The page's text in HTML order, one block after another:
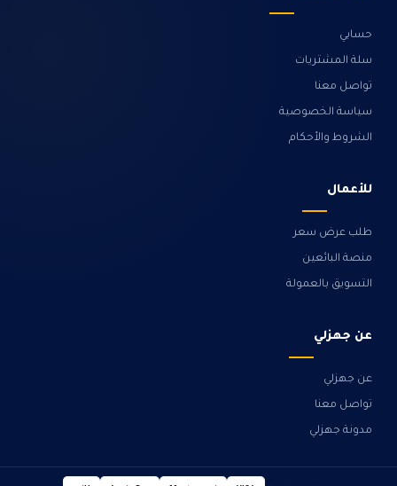
حسابي
سلة المشتريات
تواصل معنا
سياسة الخصوصية
الشروط والأحكام
للأعمال
طلب عرض سعر
منصة البائعين
التسويق بالعمولة
عن جهزلي
عن جهزلي
تواصل معنا
مدونة جهزلي